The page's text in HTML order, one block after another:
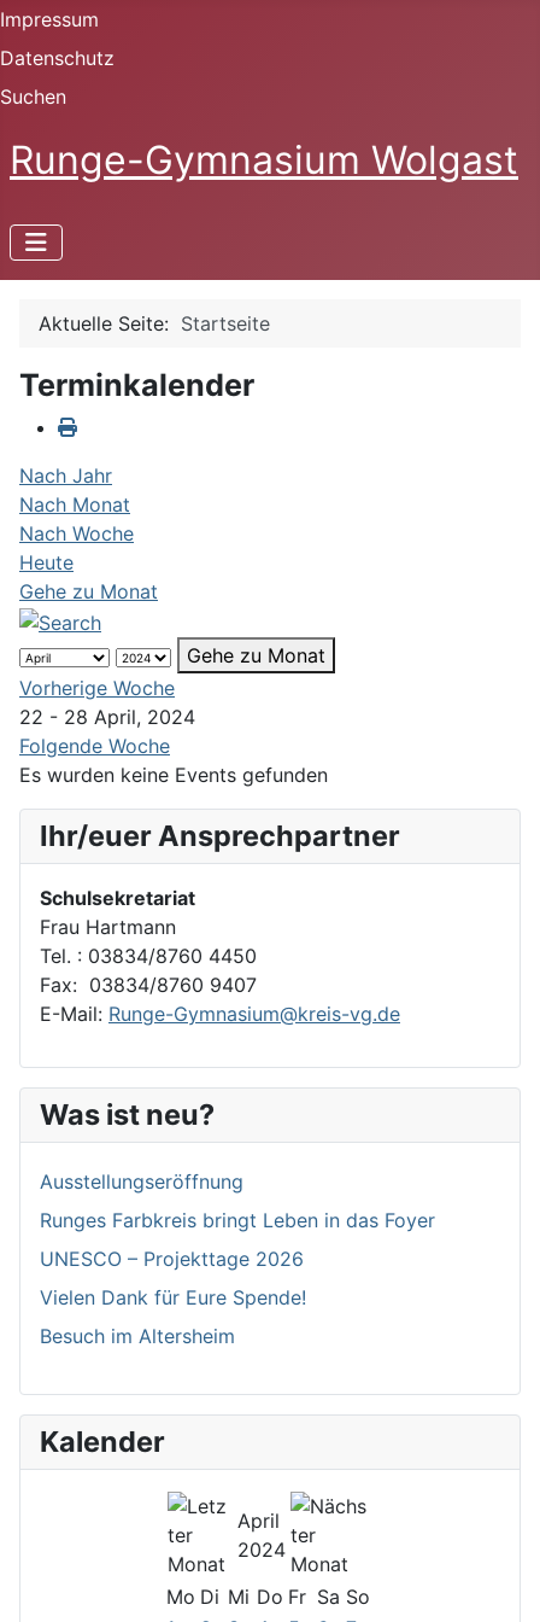
Impressum
Datenschutz
Suchen
Runge-Gymnasium Wolgast
Aktuelle Seite: Startseite
Terminkalender
Nach Jahr
Nach Monat
Nach Woche
Heute
Gehe zu Monat
Gehe zu Monat
Vorherige Woche
22 - 28 April, 2024
Folgende Woche
Es wurden keine Events gefunden
Ihr/euer Ansprechpartner
Schulsekretariat
Frau Hartmann
Tel. : 03834/8760 4450
Fax: 03834/8760 9407
E-Mail: Runge-Gymnasium@kreis-vg.de
Was ist neu?
Ausstellungseröffnung
Runges Farbkreis bringt Leben in das Foyer
UNESCO – Projekttage 2026
Vielen Dank für Eure Spende!
Besuch im Altersheim
Kalender
April
2024
Mo Di Mi Do Fr Sa So